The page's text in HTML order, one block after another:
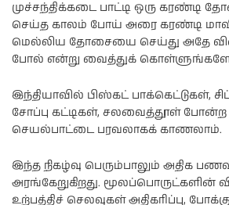
முச்சந்திக்கடை பாட்டி ஒரு கரண்டி
செய்த காலம் போய் அரை கரண்டி
மெல்லிய தோசையை செய்து அதே
போல் என்று வைத்துக்
இந்தியாவில் பிஸ்கட் பாக்கெட்டுகள்,
சோப்பு கட்டிகள், சலவைத்தூள்
செயல்பாட்டை பரவலாகக் காணலாம்.
இந்த நிகழ்வு பெரும்பாலும் அதிக
அரங்கேறுகிறது. மூலப்பொருட்களின்
உற்பத்திச் செலவுகள் அதிகரிப்பு,